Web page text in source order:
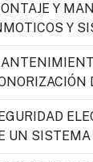
Y
Y
UN SISTEMA